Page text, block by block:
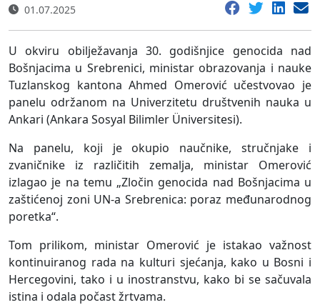
01.07.2025
U okviru obilježavanja 30. godišnjice genocida nad
Bošnjacima u Srebrenici, ministar obrazovanja i nauke
Tuzlanskog kantona Ahmed Omerović učestvovao je
panelu održanom na Univerzitetu društvenih nauka u
Ankari (Ankara Sosyal Bilimler Üniversitesi).
Na panelu, koji je okupio naučnike, stručnjake i
zvaničnike iz različitih zemalja, ministar Omerović
izlagao je na temu „Zločin genocida nad Bošnjacima u
zaštićenoj zoni UN-a Srebrenica: poraz međunarodnog
poretka“.
Tom prilikom, ministar Omerović je istakao važnost
kontinuiranog rada na kulturi sjećanja, kako u Bosni i
Hercegovini, tako i u inostranstvu, kako bi se sačuvala
istina i odala počast žrtvama.